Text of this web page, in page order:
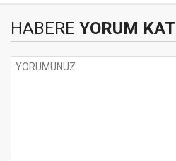
HABERE YORUM KAT